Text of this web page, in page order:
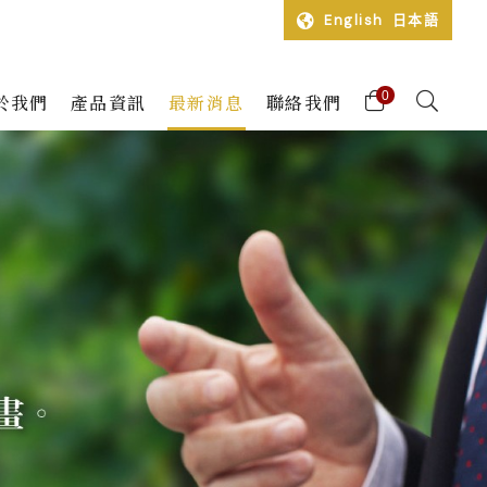
English 日本語
0
我們 產品資訊 最新消息 聯絡我們